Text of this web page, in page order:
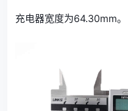
充电器宽度为64.30mm。